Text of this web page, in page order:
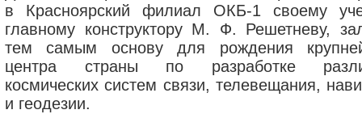
в Красноярский филиал ОКБ-1 своему
главному конструктору М. Ф. Решетневу,
тем самым основу для рождения
центра страны по разработке
космических систем связи, телевещания,
и геодезии.